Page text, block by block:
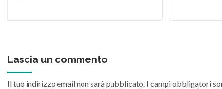
Lascia un commento
Il tuo indirizzo email non sarà pubblicato. I campi obbligatori